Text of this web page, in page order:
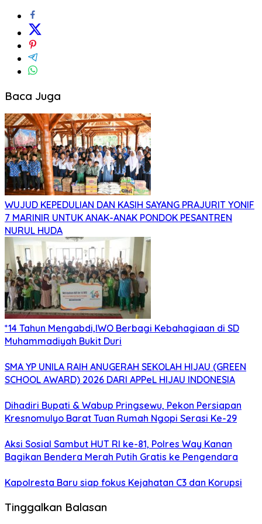
Baca Juga
WUJUD KEPEDULIAN DAN KASIH SAYANG PRAJURIT YONIF
7 MARINIR UNTUK ANAK-ANAK PONDOK PESANTREN
NURUL HUDA
*14 Tahun Mengabdi,IWO Berbagi Kebahagiaan di SD
Muhammadiyah Bukit Duri
SMA YP UNILA RAIH ANUGERAH SEKOLAH HIJAU (GREEN
SCHOOL AWARD) 2026 DARI APPeL HIJAU INDONESIA
Dihadiri Bupati & Wabup Pringsewu, Pekon Persiapan
Kresnomulyo Barat Tuan Rumah Ngopi Serasi Ke-29
Aksi Sosial Sambut HUT RI ke-81, Polres Way Kanan
Bagikan Bendera Merah Putih Gratis ke Pengendara
Kapolresta Baru siap fokus Kejahatan C3 dan Korupsi
Tinggalkan Balasan